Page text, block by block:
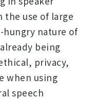
the use of large
hungry nature of
being
privacy,
when using
speech